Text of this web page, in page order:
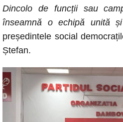
Dincolo de funcții sau
înseamnă o echipă unită și
președintele social
Ștefan.